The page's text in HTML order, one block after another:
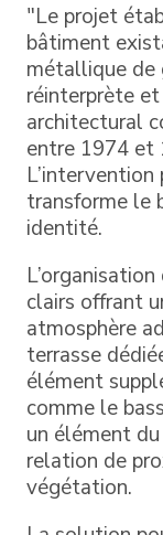
"Le projet
bâtiment
métallique de
réinterprète
architectural
entre 1974 et
transforme le
identité.
clairs offrant
atmosphère
terrasse
élément
comme le
un élément
relation de
végétation.